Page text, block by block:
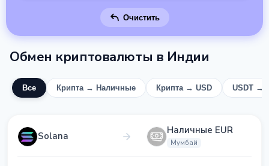
Очистить
Обмен криптовалюты в Индии
Все Крипта → Наличные Крипта → USD USDT →
Solana Наличные EUR
Мумбай